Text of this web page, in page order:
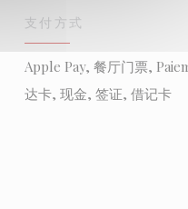
支付方式
Apple Pay, 餐厅门票,
达卡, 现金, 签证, 借记卡